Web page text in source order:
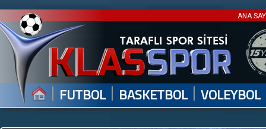
ANA
| FUTBOL | BASKETBOL | VOLEYBOL